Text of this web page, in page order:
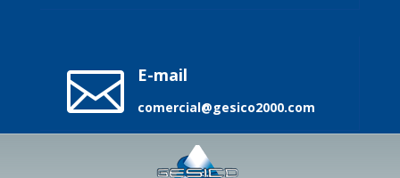
 E-mail
comercial@gesico2000.com